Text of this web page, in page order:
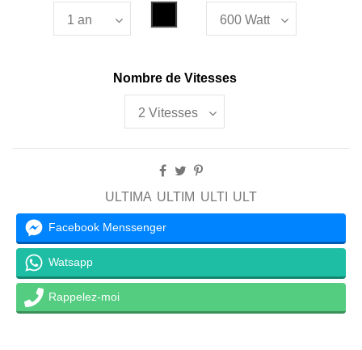
Nombre de Vitesses
ULTIMA ULTIM ULTI ULT
Facebook Menssenger
Watsapp
Rappelez-moi